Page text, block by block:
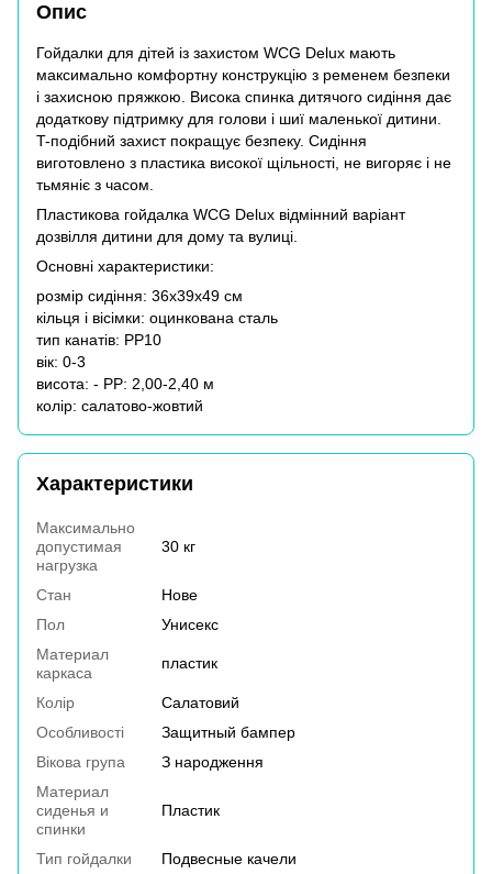
Опис
Гойдалки для дітей із захистом WCG Delux мають
максимально комфортну конструкцію з ременем безпеки
і захисною пряжкою. Висока спинка дитячого сидіння дає
додаткову підтримку для голови і шиї маленької дитини.
T-подібний захист покращує безпеку. Сидіння
виготовлено з пластика високої щільності, не вигоряє і не
тьмяніє з часом.
Пластикова гойдалка WCG Delux відмінний варіант
дозвілля дитини для дому та вулиці.
Основні характеристики:
розмір сидіння: 36x39x49 см
кільця і вісімки: оцинкована сталь
тип канатів: РР10
вік: 0-3
висота: - PP: 2,00-2,40 м
колір: салатово-жовтий
Характеристики
Максимально
допустимая
нагрузка
30 кг
Стан
Нове
Пол
Унисекс
Материал
каркаса
пластик
Колір
Салатовий
Особливості
Защитный бампер
Вікова група
З народження
Материал
сиденья и
спинки
Пластик
Тип гойдалки Подвесные качели